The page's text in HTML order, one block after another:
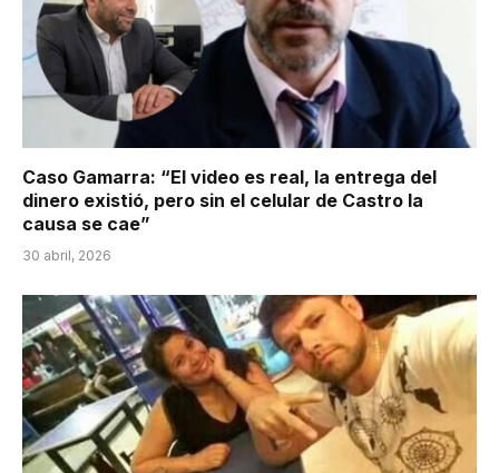
Caso Gamarra: “El video es real, la entrega del
dinero existió, pero sin el celular de Castro la
causa se cae”
30 abril, 2026